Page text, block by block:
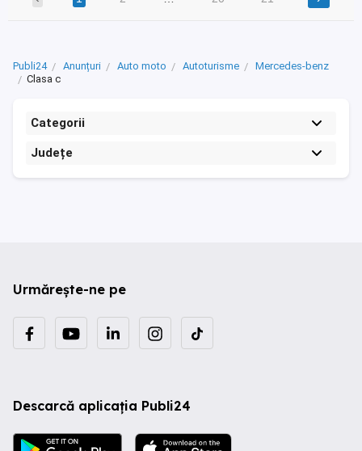
Publi24 Anunțuri Auto moto Autoturisme
Mercedes-benz
Clasa c
Categorii
Județe
Urmărește-ne pe
Descarcă aplicația Publi24